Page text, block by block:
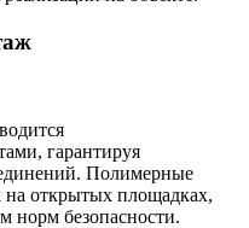
гарантируя
Полимерные
открытых площадках,
норм безопасности.